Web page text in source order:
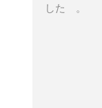
した　。